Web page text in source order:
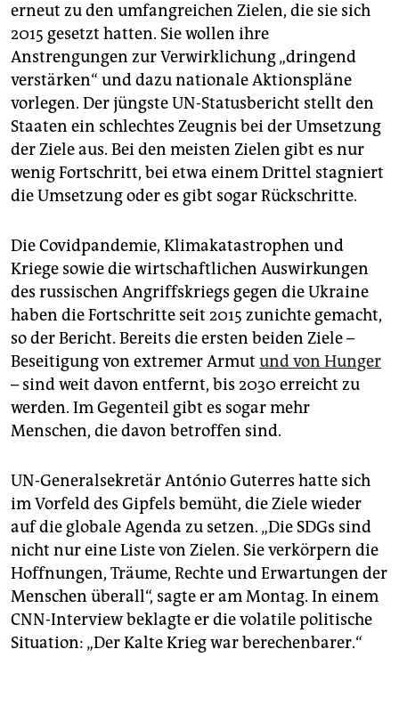
erneut zu den umfangreichen Zielen, die sie sich
2015 gesetzt hatten. Sie wollen ihre
Anstrengungen zur Verwirklichung „dringend
verstärken“ und dazu nationale Aktionspläne
vorlegen. Der jüngste UN-Statusbericht stellt den
Staaten ein schlechtes Zeugnis bei der Umsetzung
der Ziele aus. Bei den meisten Zielen gibt es nur
wenig Fortschritt, bei etwa einem Drittel stagniert
die Umsetzung oder es gibt sogar Rückschritte.
Die Covidpandemie, Klimakatastrophen und
Kriege sowie die wirtschaftlichen Auswirkungen
des russischen Angriffskriegs gegen die Ukraine
haben die Fortschritte seit 2015 zunichte gemacht,
so der Bericht. Bereits die ersten beiden Ziele –
Beseitigung von extremer Armut und von Hunger
– sind weit davon entfernt, bis 2030 erreicht zu
werden. Im Gegenteil gibt es sogar mehr
Menschen, die davon betroffen sind.
UN-Generalsekretär António Guterres hatte sich
im Vorfeld des Gipfels bemüht, die Ziele wieder
auf die globale Agenda zu setzen. „Die SDGs sind
nicht nur eine Liste von Zielen. Sie verkörpern die
Hoffnungen, Träume, Rechte und Erwartungen der
Menschen überall“, sagte er am Montag. In einem
CNN-Interview beklagte er die volatile politische
Situation: „Der Kalte Krieg war berechenbarer.“